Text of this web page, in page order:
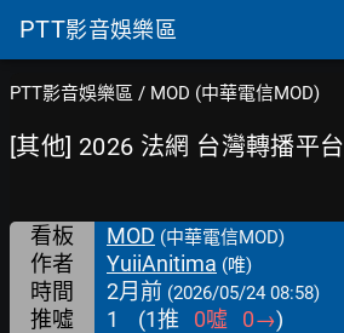
PTT影音娛樂區
PTT影音娛樂區 / MOD (中華電信MOD)
[其他] 2026 法網 台灣轉播平台
看板 MOD (中華電信MOD)
作者 YuiiAnitima (唯)
時間 2月前 (2026/05/24 08:58)
推噓 1 (1推 0噓 0→)